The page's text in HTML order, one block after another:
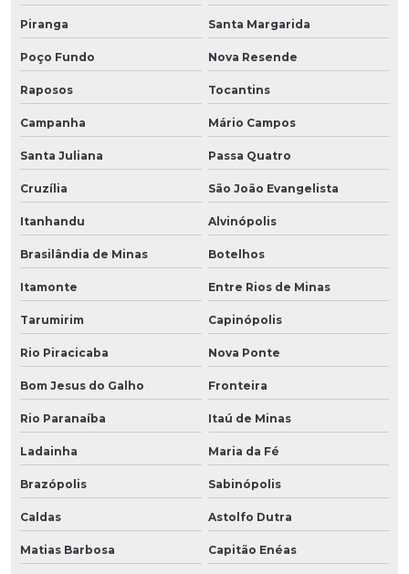
Piranga Santa Margarida
Poço Fundo Nova Resende
Raposos Tocantins
Campanha Mário Campos
Santa Juliana Passa Quatro
Cruzília São João Evangelista
Itanhandu Alvinópolis
Brasilândia de Minas Botelhos
Itamonte Entre Rios de Minas
Tarumirim Capinópolis
Rio Piracicaba Nova Ponte
Bom Jesus do Galho Fronteira
Rio Paranaíba Itaú de Minas
Ladainha Maria da Fé
Brazópolis Sabinópolis
Caldas Astolfo Dutra
Matias Barbosa Capitão Enéas